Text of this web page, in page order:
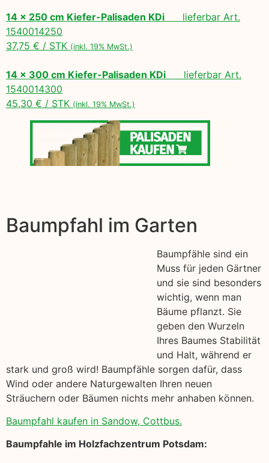
14 x 250 cm Kiefer-Palisaden KDi lieferbar Art.
1540014250
37,75 € / STK (inkl. 19% MwSt.)
14 x 300 cm Kiefer-Palisaden KDi lieferbar Art.
1540014300
45,30 € / STK (inkl. 19% MwSt.)
Baumpfahl im Garten
Baumpfähle sind ein
Muss für jeden Gärtner
und sie sind besonders
wichtig, wenn man
Bäume pflanzt. Sie
geben den Wurzeln
Ihres Baumes Stabilität
und Halt, während er
stark und groß wird! Baumpfähle sorgen dafür, dass
Wind oder andere Naturgewalten Ihren neuen
Sträuchern oder Bäumen nichts mehr anhaben können.
Baumpfahl kaufen in Sandow, Cottbus.
Baumpfahle im Holzfachzentrum Potsdam: